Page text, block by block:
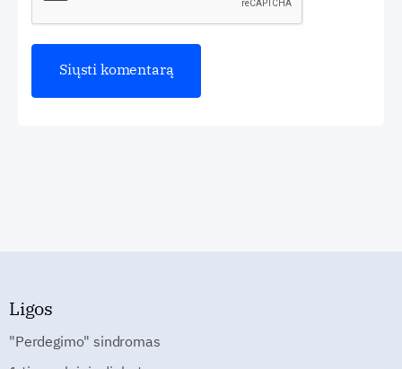
Ligos
"Perdegimo" sindromas